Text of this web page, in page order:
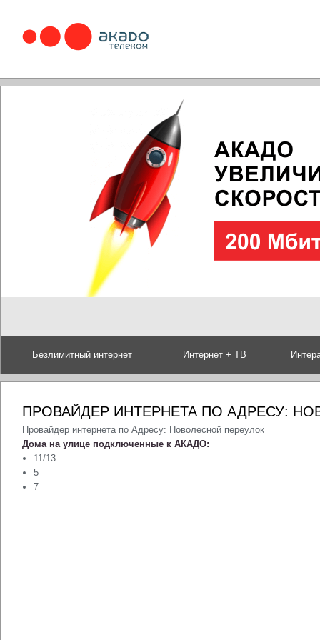
Безлимитный интернет Интернет + ТВ
ПРОВАЙДЕР ИНТЕРНЕТА ПО АДРЕСУ:
Провайдер интернета по Адресу: Новолесной переулок
Дома на улице подключенные к АКАДО:
11/13
5
7